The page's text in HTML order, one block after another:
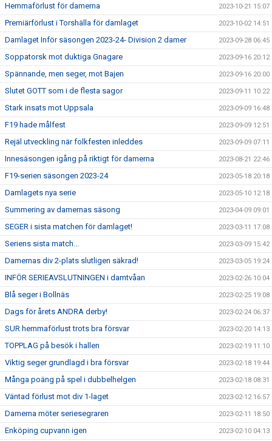
Hemmaförlust för damerna 2023-10-21 15:07
Premiärförlust i Torshälla för damlaget 2023-10-02 14:51
Damlaget Inför säsongen 2023-24- Division 2 damer 2023-09-28 06:45
Soppatorsk mot duktiga Gnagare 2023-09-16 20:12
Spännande, men seger, mot Bajen 2023-09-16 20:00
Slutet GOTT som i de flesta sagor 2023-09-11 10:22
Stark insats mot Uppsala 2023-09-09 16:48
F19 hade målfest 2023-09-09 12:51
Rejäl utveckling när folkfesten inleddes 2023-09-09 07:11
Innesäsongen igång på riktigt för damerna 2023-08-21 22:46
F19-serien säsongen 2023-24 2023-05-18 20:18
Damlagets nya serie 2023-05-10 12:18
Summering av damernas säsong 2023-04-09 09:01
SEGER i sista matchen för damlaget! 2023-03-11 17:08
Seriens sista match... 2023-03-09 15:42
Damernas div 2-plats slutligen säkrad! 2023-03-05 19:24
INFÖR SERIEAVSLUTNINGEN i damtvåan 2023-02-26 10:04
Blå seger i Bollnäs 2023-02-25 19:08
Dags för årets ANDRA derby! 2023-02-24 06:37
SUR hemmaförlust trots bra försvar 2023-02-20 14:13
TOPPLAG på besök i hallen 2023-02-19 11:10
Viktig seger grundlagd i bra försvar 2023-02-18 19:44
Många poäng på spel i dubbelhelgen 2023-02-18 08:31
Väntad förlust mot div 1-laget 2023-02-12 16:57
Damerna möter seriesegraren 2023-02-11 18:50
Enköping cupvann igen 2023-02-10 04:13